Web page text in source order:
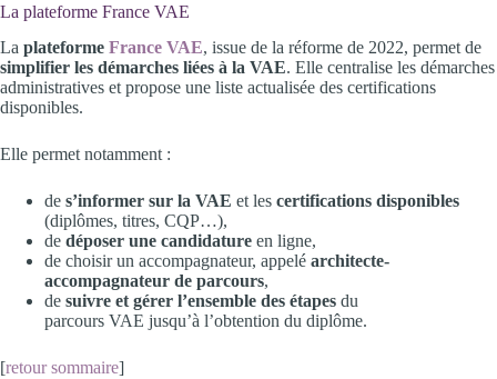
La plateforme France VAE
La plateforme France VAE, issue de la réforme de 2022, permet de
simplifier les démarches liées à la VAE. Elle centralise les démarches
administratives et propose une liste actualisée des certifications
disponibles.
Elle permet notamment :
de s’informer sur la VAE et les certifications disponibles
(diplômes, titres, CQP…),
de déposer une candidature en ligne,
de choisir un accompagnateur, appelé architecte-
accompagnateur de parcours,
de suivre et gérer l’ensemble des étapes du
parcours VAE jusqu’à l’obtention du diplôme.
[retour sommaire]